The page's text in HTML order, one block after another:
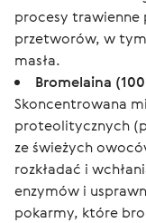
procesy trawienne
przetworów, w
masła.
Bromelaina
Skoncentrowana
proteolitycznych
ze świeżych
rozkładać i
enzymów i
pokarmy, które